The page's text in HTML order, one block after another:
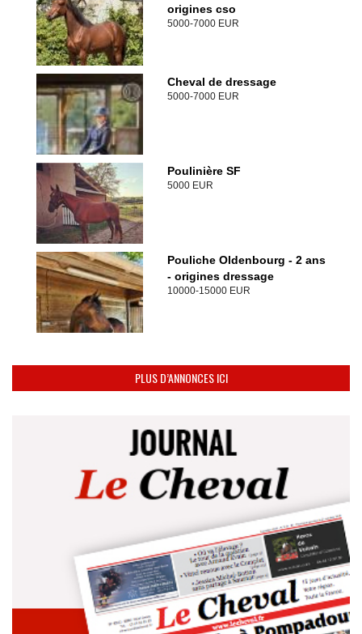
origines cso
5000-7000 EUR
Cheval de dressage
5000-7000 EUR
Poulinière SF
5000 EUR
Pouliche Oldenbourg - 2 ans
- origines dressage
10000-15000 EUR
PLUS D’ANNONCES ICI